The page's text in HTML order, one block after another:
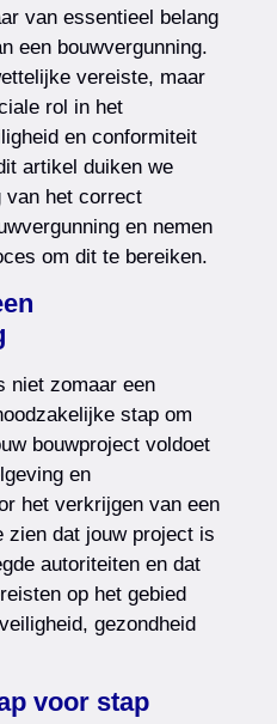
van essentieel belang
een bouwvergunning.
vereiste, maar
rol in het
en conformiteit
artikel duiken we
van het correct
en nemen
om dit te bereiken.
niet zomaar een
stap om
bouwproject voldoet
en
het verkrijgen van een
zien dat jouw project is
autoriteiten en dat
op het gebied
gezondheid
voor stap